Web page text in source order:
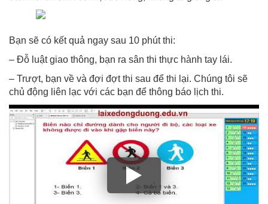
Bạn sẽ có kết quả ngay sau 10 phút thi:
– Đỗ luật giao thông, bạn ra sân thi thực hành tay lái.
– Trượt, bạn về và đợi đợt thi sau để thi lại. Chúng tôi sẽ
chủ động liên lạc với các bạn để thông báo lịch thi.